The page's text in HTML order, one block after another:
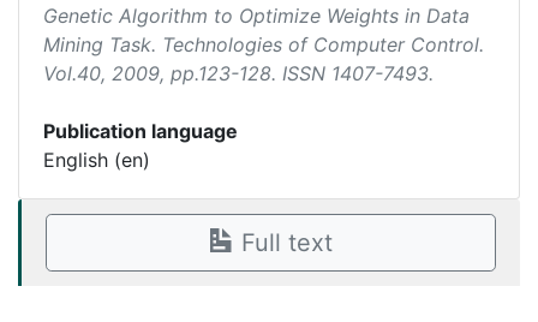
Genetic Algorithm to Optimize Weights in Data
Mining Task. Technologies of Computer Control.
Vol.40, 2009, pp.123-128. ISSN 1407-7493.
Publication language
English (en)
Full text